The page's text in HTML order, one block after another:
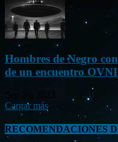
Hombres de Negro
de un encuentro
Sep 26, 2023
Cargar más
RECOMENDACIONES